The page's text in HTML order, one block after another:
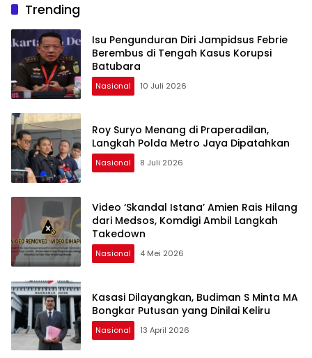
Trending
Isu Pengunduran Diri Jampidsus Febrie
Berembus di Tengah Kasus Korupsi
Batubara
Nasional 10 Juli 2026
Roy Suryo Menang di Praperadilan,
Langkah Polda Metro Jaya Dipatahkan
Nasional 8 Juli 2026
Video ‘Skandal Istana’ Amien Rais Hilang
dari Medsos, Komdigi Ambil Langkah
Takedown
Nasional 4 Mei 2026
Kasasi Dilayangkan, Budiman S Minta MA
Bongkar Putusan yang Dinilai Keliru
Nasional 13 April 2026